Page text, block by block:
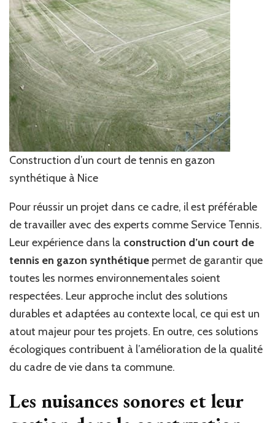
Construction d’un court de tennis en gazon
synthétique à Nice
Pour réussir un projet dans ce cadre, il est préférable
de travailler avec des experts comme Service Tennis.
Leur expérience dans la construction d’un court de
tennis en gazon synthétique permet de garantir que
toutes les normes environnementales soient
respectées. Leur approche inclut des solutions
durables et adaptées au contexte local, ce qui est un
atout majeur pour tes projets. En outre, ces solutions
écologiques contribuent à l’amélioration de la qualité
du cadre de vie dans ta commune.
Les nuisances sonores et leur